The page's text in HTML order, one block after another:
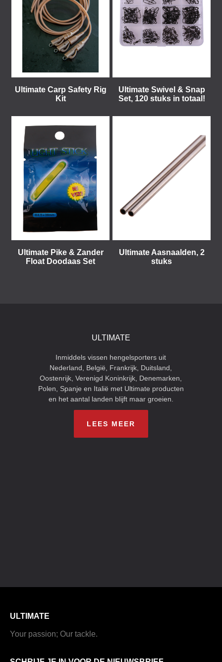
Ultimate Carp Safety Rig
Kit
Ultimate Swivel & Snap
Set, 120 stuks in totaal!
Ultimate Pike & Zander
Float Doodaas Set
Ultimate Aasnaalden, 2
stuks
ULTIMATE
Inmiddels vissen hengelsporters uit
Nederland, België, Frankrijk, Duitsland,
Oostenrijk, Verenigd Koninkrijk, Denemarken,
Polen, Spanje en Italië met Ultimate producten
en het aantal landen blijft maar groeien.
LEES MEER
ULTIMATE
Your passion; Our tackle.